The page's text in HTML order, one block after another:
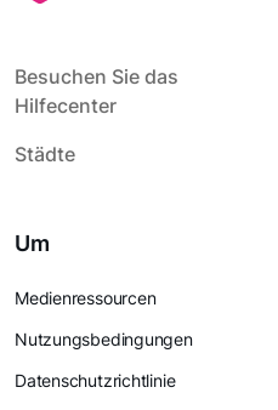
Besuchen Sie das
Hilfecenter
Städte
Um
Medienressourcen
Nutzungsbedingungen
Datenschutzrichtlinie